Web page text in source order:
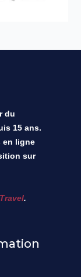
du
15 ans.
en ligne
sur
.